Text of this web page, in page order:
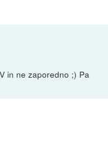
in ne zaporedno ;) Pa